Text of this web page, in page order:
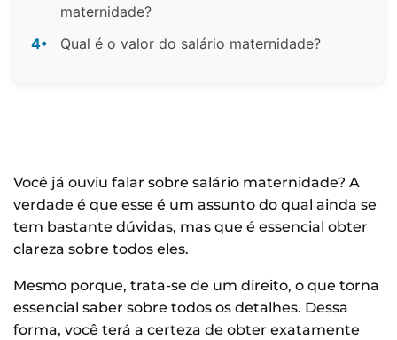
maternidade?
4•
Qual é o valor do salário maternidade?
Você já ouviu falar sobre salário maternidade? A
verdade é que esse é um assunto do qual ainda se
tem bastante dúvidas, mas que é essencial obter
clareza sobre todos eles.
Mesmo porque, trata-se de um direito, o que torna
essencial saber sobre todos os detalhes. Dessa
forma, você terá a certeza de obter exatamente